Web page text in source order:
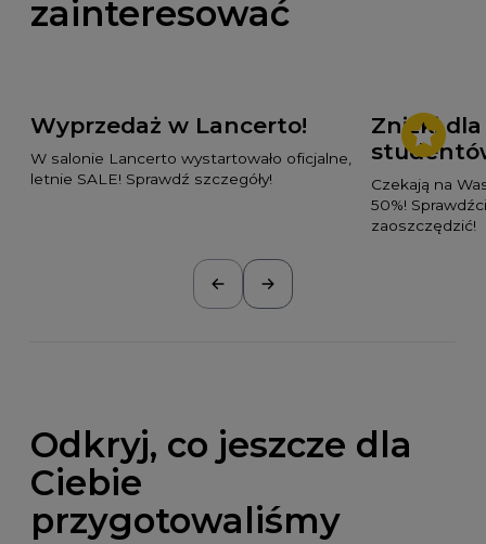
zainteresować
Wyprzedaż w Lancerto!
W salonie Lancerto wystartowało oficjalne,
letnie SALE! Sprawdź szczegóły!
Zniżki
Czekają na
50%!
zaoszczędzić!
Odkryj, co jeszcze dla
Ciebie
przygotowaliśmy